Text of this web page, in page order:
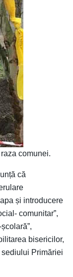
comunei.
că
și introducere
comunitar”,
bisericilor,
Primăriei